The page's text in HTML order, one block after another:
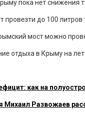
пока нет снижения
провезти до 100
мост можно
отдыха в Крыму на
как на
Михаил Развожаев